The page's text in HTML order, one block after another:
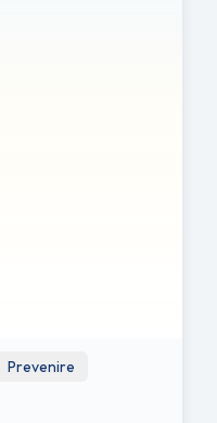
Prevenire